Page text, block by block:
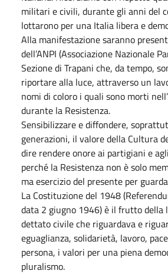
militari e civili, durante gli anni del
lottarono per una Italia libera e
Alla manifestazione saranno
dell’ANPI (Associazione Nazionale
Sezione di Trapani che, da tempo,
riportare alla luce, attraverso un
nomi di coloro i quali sono morti
durante la Resistenza.
Sensibilizzare e diffondere,
generazioni, il valore della Cultura
dire rendere onore ai partigiani e
perché la Resistenza non è solo
ma esercizio del presente per
La Costituzione del 1948
data 2 giugno 1946) è il frutto della
dettato civile che riguardava e
eguaglianza, solidarietà, lavoro,
persona, i valori per una piena
pluralismo.